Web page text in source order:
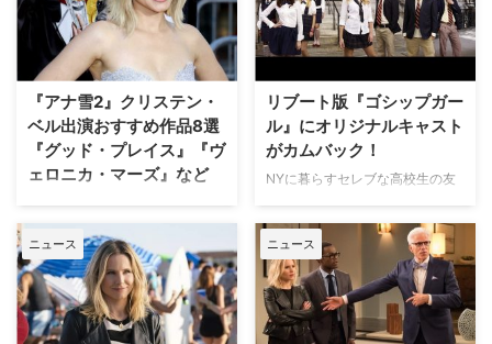
ストがリユニオンを果たしたこと
が明らかとなった。 三人で仲良
くランチ 本作は、死後に善人し
か行けない天国のような場所“グ
ッド・プレイス”に間違って送ら
れた主人公エレノアが、“バッ
ド・プレイス”へ転送されないよ
う、心を入れ替えて良い人間にな
終了から3年以上を経て再会を果
た …
Woman in the House（原題）』
で主役を演じることが明らかとな
全8話となるミニシリーズ『The
Woman…
『アナ雪2』クリステン・
ベル出演おすすめ作品8選
『グッド・プレイス』『ヴ
ェロニカ・マーズ』など
映画『アナと雪の女王2』では、
主人公・アナ役で声の出演をして
いるクリステン・ベル。本業の女
優業では『グッド・プレイス』な
ど数々の作品に出演し、いつも楽
しいことを企んでいる天真爛漫な
キャラクター性で親しまれてい
リブート版『ゴシップガー
ル』にオリジナルキャスト
がカムバック！
NYに暮らすセレブな高校生の友
ヒットなった『ゴシップガー
ル』。HBO MAXでリブート版が
製作されることはお伝えしたが、
この度オリジナルキャストがカム
バックすることが明らかになっ
た。米TV Lineが伝えている。 オ
ニュース ニュース